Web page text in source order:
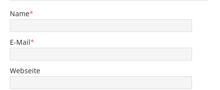
Name*
E-Mail*
Webseite